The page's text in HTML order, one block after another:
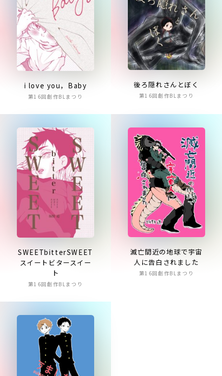
i love you，Baby
第16回創作BLまつり
後ろ隠れさんとぼく
第16回創作BLまつり
SWEETbitterSWEET
スイートビタースイー
ト
第16回創作BLまつり
滅亡間近の地球で宇宙
人に告白されました
第16回創作BLまつり